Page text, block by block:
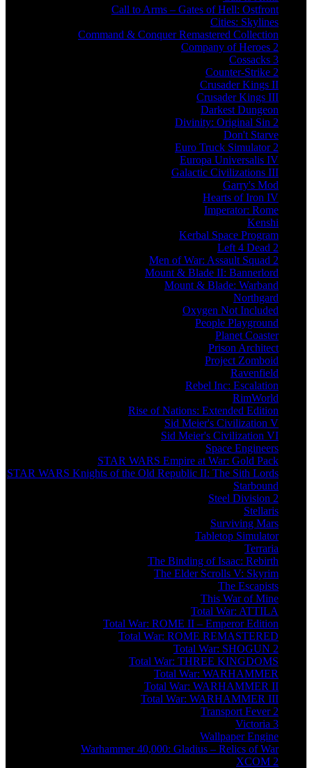
Call to Arms – Gates of Hell: Ostfront
Cities: Skylines
Command & Conquer Remastered Collection
Company of Heroes 2
Cossacks 3
Counter-Strike 2
Crusader Kings II
Crusader Kings III
Darkest Dungeon
Divinity: Original Sin 2
Don't Starve
Euro Truck Simulator 2
Europa Universalis IV
Galactic Civilizations III
Garry's Mod
Hearts of Iron IV
Imperator: Rome
Kenshi
Kerbal Space Program
Left 4 Dead 2
Men of War: Assault Squad 2
Mount & Blade II: Bannerlord
Mount & Blade: Warband
Northgard
Oxygen Not Included
People Playground
Planet Coaster
Prison Architect
Project Zomboid
Ravenfield
Rebel Inc: Escalation
RimWorld
Rise of Nations: Extended Edition
Sid Meier's Civilization V
Sid Meier's Civilization VI
Space Engineers
STAR WARS Empire at War: Gold Pack
STAR WARS Knights of the Old Republic II: The Sith Lords
Starbound
Steel Division 2
Stellaris
Surviving Mars
Tabletop Simulator
Terraria
The Binding of Isaac: Rebirth
The Elder Scrolls V: Skyrim
The Escapists
This War of Mine
Total War: ATTILA
Total War: ROME II – Emperor Edition
Total War: ROME REMASTERED
Total War: SHOGUN 2
Total War: THREE KINGDOMS
Total War: WARHAMMER
Total War: WARHAMMER II
Total War: WARHAMMER III
Transport Fever 2
Victoria 3
Wallpaper Engine
Warhammer 40,000: Gladius – Relics of War
XCOM 2